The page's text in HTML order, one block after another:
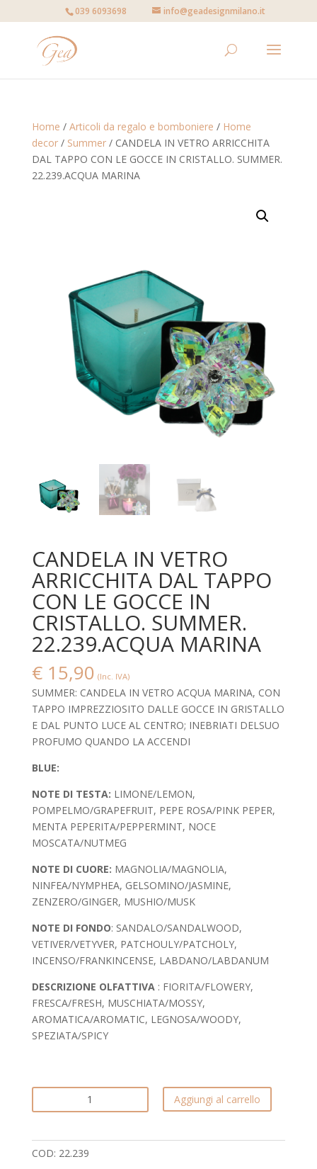
039 6093698 info@geadesignmilano.it
Home / Articoli da regalo e bomboniere / Home
decor/ Summer/ CANDELA IN VETRO ARRICCHITA
DAL TAPPO CON LE GOCCE IN CRISTALLO. SUMMER.
22.239.ACQUA MARINA
CANDELA IN VETRO
ARRICCHITA DAL TAPPO
CON LE GOCCE IN
CRISTALLO. SUMMER.
22.239.ACQUA MARINA
€15,90 (Inc. IVA)
SUMMER: CANDELA IN VETRO ACQUA MARINA, CON
TAPPO IMPREZZIOSITO DALLE GOCCE IN GRISTALLO
E DAL PUNTO LUCE AL CENTRO; INEBRIATI DELSUO
PROFUMO QUANDO LA ACCENDI
BLUE:
NOTE DI TESTA: LIMONE/LEMON,
POMPELMO/GRAPEFRUIT, PEPE ROSA/PINK PEPER,
MENTA PEPERITA/PEPPERMINT, NOCE
MOSCATA/NUTMEG
NOTE DI CUORE: MAGNOLIA/MAGNOLIA,
NINFEA/NYMPHEA, GELSOMINO/JASMINE,
ZENZERO/GINGER, MUSHIO/MUSK
NOTE DI FONDO: SANDALO/SANDALWOOD,
VETIVER/VETYVER, PATCHOULY/PATCHOLY,
INCENSO/FRANKINCENSE, LABDANO/LABDANUM
DESCRIZIONE OLFATTIVA: FIORITA/FLOWERY,
FRESCA/FRESH, MUSCHIATA/MOSSY,
AROMATICA/AROMATIC, LEGNOSA/WOODY,
SPEZIATA/SPICY
IN
ARRICCHITA
DAL
Aggiungi al carrello
COD: 22.239